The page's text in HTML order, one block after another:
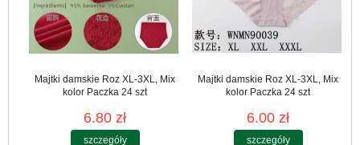
Majtki damskie Roz XL-3XL, Mix
kolor Paczka 24 szt
6.80 zł
szczegóły
Majtki damskie Roz XL-3XL, Mix
kolor Paczka 24 szt
6.00 zł
szczegóły